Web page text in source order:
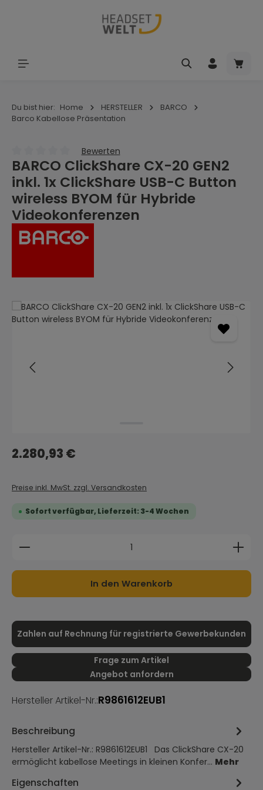
Zum Hauptinhalt springen
Du bist hier: Home HERSTELLER
BARCO
Barco Kabellose Präsentation
Durchschnittliche Bewertung von 0 von 5 Sternen
Bewerten
BARCO ClickShare CX-20 GEN2
inkl. 1x ClickShare USB-C Button
wireless BYOM für Hybride
Videokonferenzen
Bildergalerie überspringen
Regulärer Preis:
2.280,93 €
Preise inkl. MwSt. zzgl. Versandkosten
Sofort verfügbar, Lieferzeit: 3-4 Wochen
Produkt Anzahl: Gib den gewünschten Wert
In den Warenkorb
Zahlen auf Rechnung für registrierte Gewerbekunden
Frage zum Artikel
Angebot anfordern
Hersteller Artikel-Nr.:R9861612EUB1
Beschreibung
Hersteller Artikel-Nr.: R9861612EUB1 Das ClickShare CX-20
ermöglicht kabellose Meetings in kleinen Konfer… Mehr
Eigenschaften